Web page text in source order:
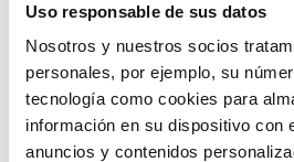
Uso responsable de sus datos
Nosotros y nuestros socios
personales, por ejemplo, su
tecnología como cookies para
información en su dispositivo con
anuncios y contenidos
para poder introducir
navegador del usuario
utilidad de esa cookie
de la cookie. Entonces